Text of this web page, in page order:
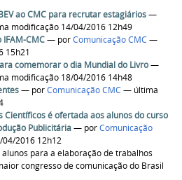
ao CMC para recrutar estagiários—
modificação 14/04/2016 12h49
CMC— porComunicação CMC —
15h21
comemorar o dia Mundial do Livro—
modificação 18/04/2016 14h48
— porComunicação CMC — última
Científicos é ofertada aos alunos do curso
Publicitária— porComunicação
2016 12h12
para a elaboração de trabalhos
congresso de comunicação do Brasil